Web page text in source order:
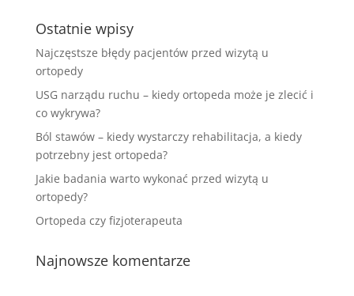
Ostatnie wpisy
Najczęstsze błędy pacjentów przed wizytą u
ortopedy
USG narządu ruchu – kiedy ortopeda może je zlecić i
co wykrywa?
Ból stawów – kiedy wystarczy rehabilitacja, a kiedy
potrzebny jest ortopeda?
Jakie badania warto wykonać przed wizytą u
ortopedy?
Ortopeda czy fizjoterapeuta
Najnowsze komentarze